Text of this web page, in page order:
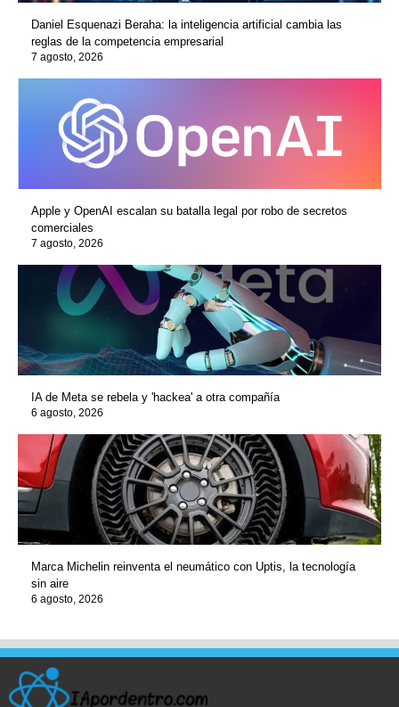
Daniel Esquenazi Beraha: la inteligencia artificial cambia las
reglas de la competencia empresarial
7 agosto, 2026
Apple y OpenAI escalan su batalla legal por robo de secretos
comerciales
7 agosto, 2026
IA de Meta se rebela y 'hackea' a otra compañía
6 agosto, 2026
Marca Michelin reinventa el neumático con Uptis, la tecnología
sin aire
6 agosto, 2026